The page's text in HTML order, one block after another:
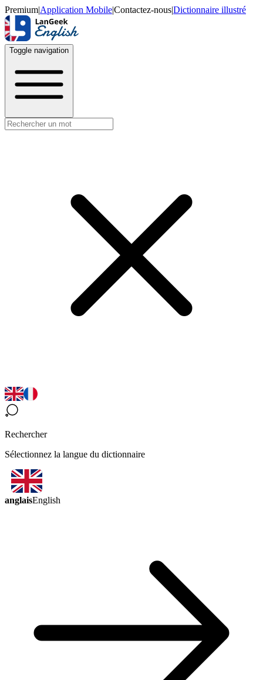
Premium|Application Mobile|Contactez-nous|Dictionnaire illustré
Toggle navigation
Rechercher
Sélectionnez la langue du dictionnaire
anglaisEnglish